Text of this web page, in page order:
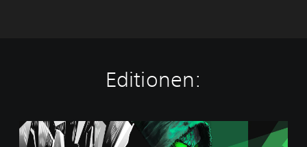
Editionen:
C
h